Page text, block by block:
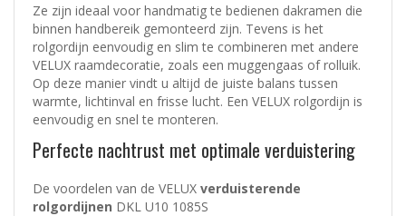
Ze zijn ideaal voor handmatig te bedienen dakramen die
binnen handbereik gemonteerd zijn. Tevens is het
rolgordijn eenvoudig en slim te combineren met andere
VELUX raamdecoratie, zoals een muggengaas of rolluik.
Op deze manier vindt u altijd de juiste balans tussen
warmte, lichtinval en frisse lucht. Een VELUX rolgordijn is
eenvoudig en snel te monteren.
Perfecte nachtrust met optimale verduistering
De voordelen van de VELUX verduisterende
rolgordijnen DKL U10 1085S